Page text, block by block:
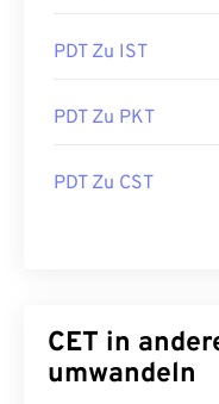
PDT Zu IST
PDT Zu PKT
PDT Zu CST
CET in
umwandeln